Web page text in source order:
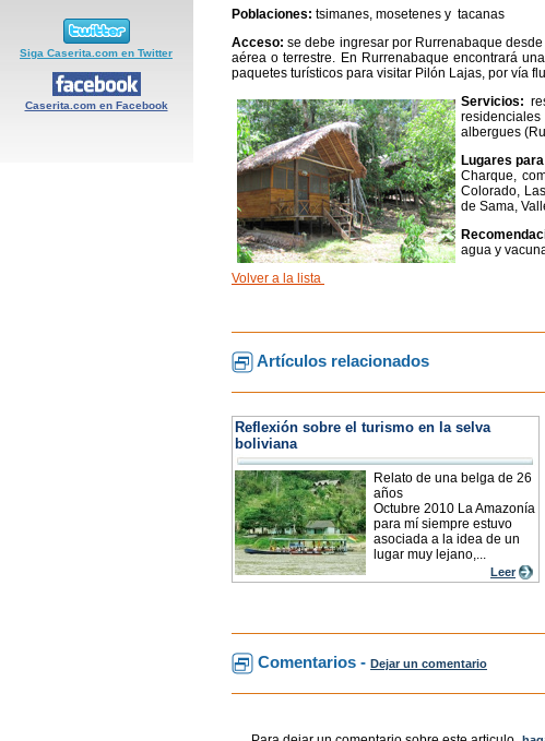
Siga Caserita.com en Twitter
Caserita.com en Facebook
Poblaciones: tsimanes, mosetenes y tacanas
Acceso:se debe ingresar por Rurrenabaque
aérea o terrestre. En Rurrenabaque encontrará
paquetes turísticos para visitar Pilón Lajas, por vía
Servicios:
albergues
Lugares
Charque,
Colorado,
de Sama,
agua y
Volver a la lista
Artículos relacionados
Reflexión sobre el turismo en la selva
boliviana
Relato de una belga de 26
años
Octubre 2010 La Amazonía
para mí siempre estuvo
asociada a la idea de un
lugar muy lejano,...
Leer
Comentarios - Dejar un comentario